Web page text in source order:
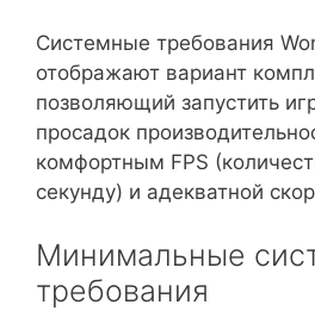
Системные требования
отображают вариант
позволяющий запустить
просадок
комфортным FPS
секунду) и адекватной
Минимальные
требования